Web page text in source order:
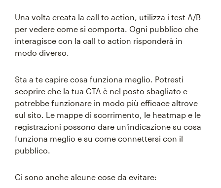
Una volta creata la call to action, utilizza i test A/B
per vedere come si comporta. Ogni pubblico che
interagisce con la call to action risponderà in
modo diverso.
Sta a te capire cosa funziona meglio. Potresti
scoprire che la tua CTA è nel posto sbagliato e
potrebbe funzionare in modo più efficace altrove
sul sito. Le mappe di scorrimento, le heatmap e le
registrazioni possono dare un'indicazione su cosa
funziona meglio e su come connettersi con il
pubblico.
Ci sono anche alcune cose da evitare: